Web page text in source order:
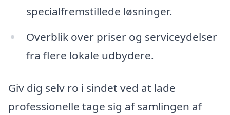
specialfremstillede løsninger.
Overblik over priser og serviceydelser
fra flere lokale udbydere.
Giv dig selv ro i sindet ved at lade
professionelle tage sig af samlingen af